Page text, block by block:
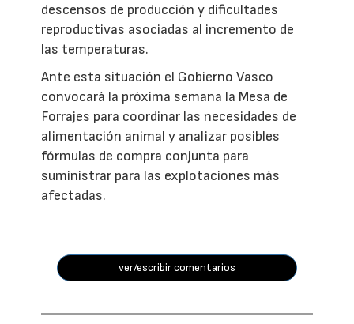
descensos de producción y dificultades
reproductivas asociadas al incremento de
las temperaturas.
Ante esta situación el Gobierno Vasco
convocará la próxima semana la Mesa de
Forrajes para coordinar las necesidades de
alimentación animal y analizar posibles
fórmulas de compra conjunta para
suministrar para las explotaciones más
afectadas.
ver/escribir comentarios